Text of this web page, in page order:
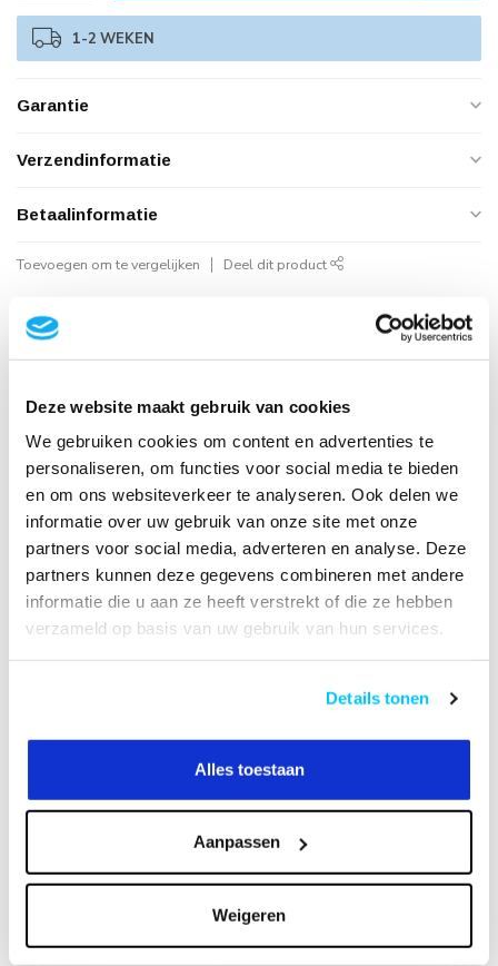
Deze website maakt gebruik van cookies
We gebruiken cookies om content en advertenties te
personaliseren, om functies voor social media te bieden
en om ons websiteverkeer te analyseren. Ook delen we
informatie over uw gebruik van onze site met onze
partners voor social media, adverteren en analyse. Deze
partners kunnen deze gegevens combineren met andere
informatie die u aan ze heeft verstrekt of die ze hebben
verzameld op basis van uw gebruik van hun services.
Details tonen
Alles toestaan
Aanpassen
Weigeren
1-2 WEKEN
Garantie
Verzendinformatie
Betaalinformatie
Toevoegen om te vergelijken Deel dit product
Geautoriseerd Neomounts Reseller
B2B Op rekening betalen
HANDLEIDING
Productomschrijving
Specificaties
Reviews
Of heeft u hulp nodig bij het bestellen? Neem
contact op met onze klantenservicee
helpen u graag !
Recent bekeken